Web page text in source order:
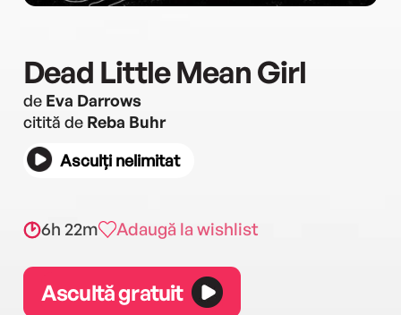
Dead Little Mean Girl
de Eva Darrows
citită de Reba Buhr
Asculți nelimitat
6h 22m Adaugă la wishlist
Ascultă gratuit